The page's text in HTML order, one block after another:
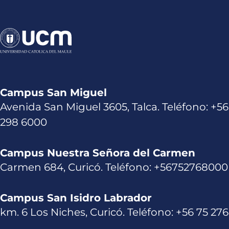
Campus San Miguel
Avenida San Miguel 3605, Talca. Teléfono: +56
298 6000
Campus Nuestra Señora del Carmen
Carmen 684, Curicó. Teléfono: +56752768000
Campus San Isidro Labrador
km. 6 Los Niches, Curicó. Teléfono: +56 75